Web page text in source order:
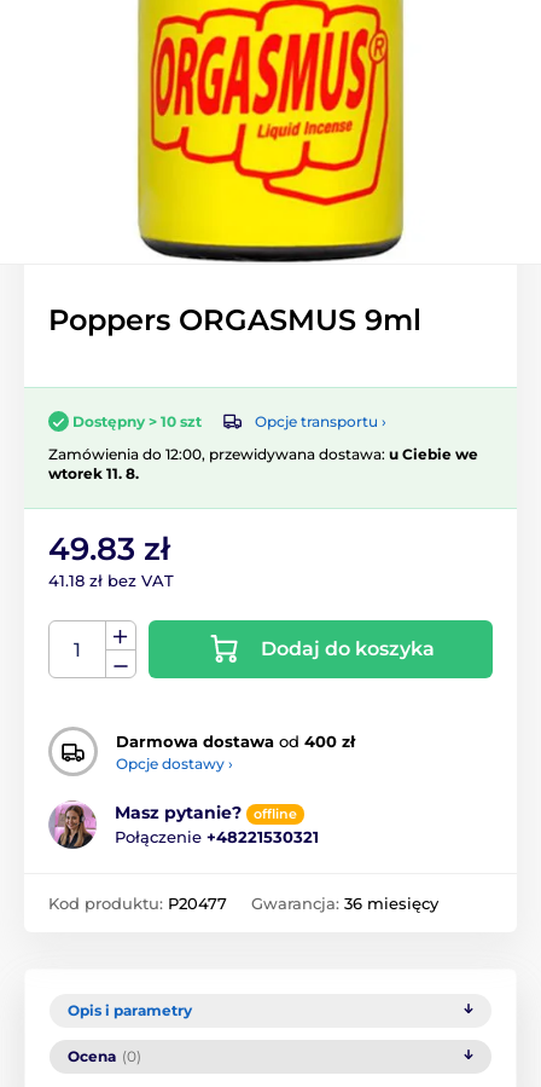
Poppers ORGASMUS 9ml
Dostępny > 10 szt
Opcje transportu ›
Zamówienia do 12:00, przewidywana dostawa: u Ciebie we
wtorek 11. 8.
49.83 zł
41.18 zł bez VAT
Dodaj do koszyka
Darmowa dostawa od 400 zł
Opcje dostawy ›
Masz pytanie? offline
Połączenie +48221530321
Kod produktu: P20477 Gwarancja: 36 miesięcy
Opis i parametry
Ocena (0)